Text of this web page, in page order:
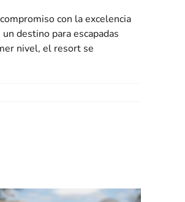
con la excelencia
destino para escapadas
nivel, el resort se